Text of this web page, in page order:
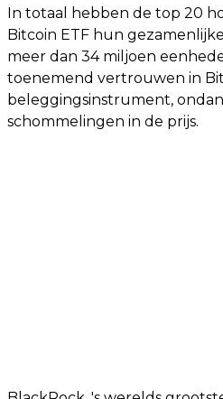
In totaal hebben de top 20
Bitcoin ETF hun
meer dan 34 miljoen
toenemend vertrouwen in
beleggingsinstrument,
schommelingen in de prijs.